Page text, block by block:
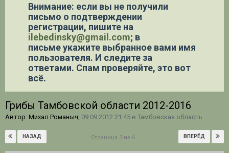
Внимание: если вы не получили
письмо о подтверждении
регистрации, пишите на
ilebedinsky@gmail.com; в
письме укажите выбранное вами имя
пользователя. И следите за
ответами. Спам проверяйте, это вот
всё.
Грибы Тамбовской области 2012-2016
Автор: Михал Романыч, 09.09.2012 21:45 в Тамбовская область
НАЗАД ВПЕРЁД
Страница 3 из 6